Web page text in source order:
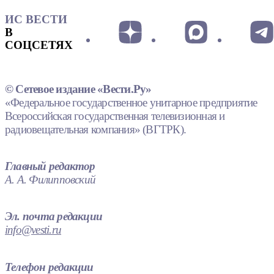
ИС ВЕСТИ
В
СОЦСЕТЯХ
© Сетевое издание «Вести.Ру»
«Федеральное государственное унитарное предприятие
Всероссийская государственная телевизионная и
радиовещательная компания» (ВГТРК).
Главный редактор
А. А. Филипповский
Эл. почта редакции
info@vesti.ru
Телефон редакции